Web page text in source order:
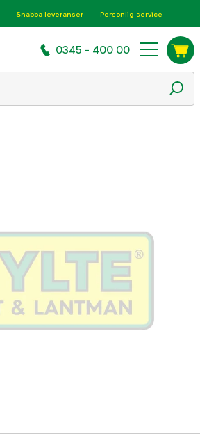
Snabba leveranser Personlig service
0345 - 400 00